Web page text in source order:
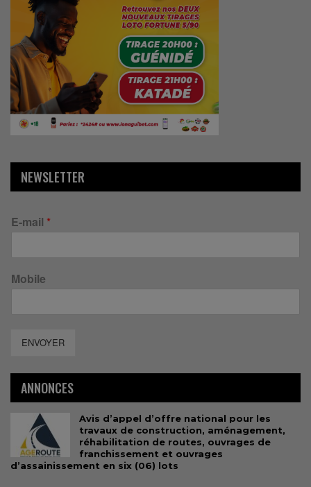
NEWSLETTER
E-mail *
Mobile
ENVOYER
ANNONCES
Avis d’appel d’offre national pour les
travaux de construction, aménagement,
réhabilitation de routes, ouvrages de
franchissement et ouvrages
d’assainissement en six (06) lots